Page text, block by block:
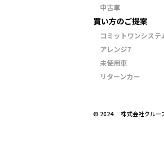
中古車
買い方のご提案
コミットワンシステ
アレンジ7
未使用車
リターンカー
©︎ 2024 株式会社クルーズ